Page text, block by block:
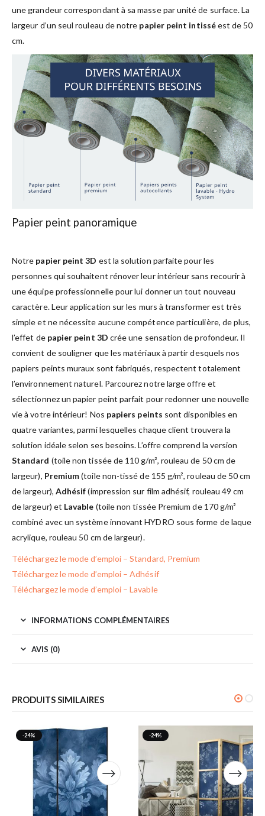
une grandeur correspondant à sa masse par unité de surface. La
largeur d’un seul rouleau de notre papier peint intisséest de 50
cm.
Papier peint panoramique
Notre papier peint 3D est la solution parfaite pour les
personnes qui souhaitent rénover leur intérieur sans recourir à
une équipe professionnelle pour lui donner un tout nouveau
caractère. Leur application sur les murs à transformer est très
simple et ne nécessite aucune compétence particulière, de plus,
l’effet de papier peint 3D crée une sensation de profondeur. Il
convient de souligner que les matériaux à partir desquels nos
papiers peints muraux sont fabriqués, respectent totalement
l’environnement naturel. Parcourez notre large offre et
sélectionnez un papier peint parfait pour redonner une nouvelle
vie à votre intérieur! Nos papiers peints sont disponibles en
quatre variantes, parmi lesquelles chaque client trouvera la
solution idéale selon ses besoins. L’offre comprend la version
Standard (toile non tissée de 110 g/m², rouleau de 50 cm de
largeur), Premium(toile non-tissé de 155 g/m², rouleau de 50 cm
de largeur), Adhésif(impression sur film adhésif, rouleau 49 cm
de largeur) et Lavable (toile non tissée Premium de 170 g/m²
combiné avec un système innovant HYDRO sous forme de laque
acrylique, rouleau 50 cm de largeur).
Téléchargez le mode d’emploi – Standard, Premium
Téléchargez le mode d’emploi – Adhésif
Téléchargez le mode d’emploi – Lavable
INFORMATIONS COMPLÉMENTAIRES
AVIS (0)
PRODUITS SIMILAIRES
-24% -24%